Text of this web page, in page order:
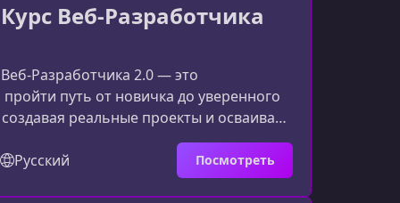
Веб-Разработчика
2.0 — это
путь от новичка до уверенного
реальные проекты и осваивая
технологии веб-разработки.
этот курсКурс создан на основе
популярных обучающих продуктов
Русский Посмотреть